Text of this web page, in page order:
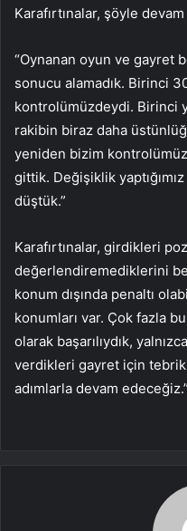
Karafırtınalar, şöyle
“Oynanan oyun ve gayret
sonucu alamadık. Birinci
kontrolümüzdeydi. Birinci
rakibin biraz daha
yeniden bizim
gittik. Değişiklik
düştük.”
Karafırtınalar, girdikleri
değerlendiremediklerini
konum dışında penaltı
konumları var. Çok fazla
olarak başarılıydık,
verdikleri gayret için tebrik
adımlarla devam